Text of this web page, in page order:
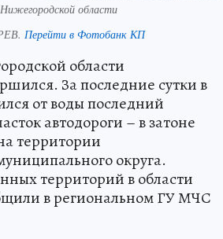
области
Перейти в Фотобанк КП
области
За последние сутки в
от воды последний
автодороги – в затоне
территории
округа.
территорий в области
в региональном ГУ МЧС